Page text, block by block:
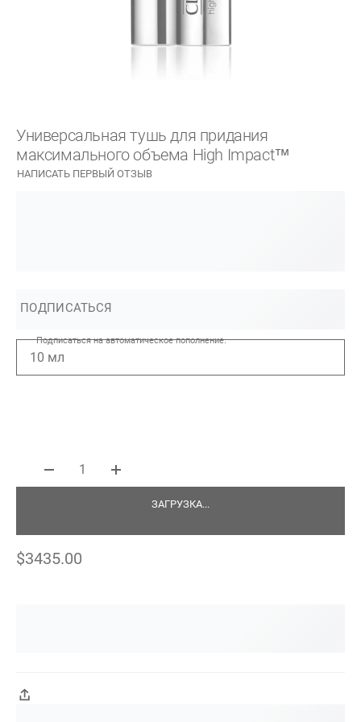
Универсальная тушь для придания
максимального объема High Impact™
НАПИСАТЬ ПЕРВЫЙ ОТЗЫВ
10 мл
ПОДПИСАТЬСЯ
Подписаться на автоматическое пополнение.
1
ЗАГРУЗКА...
$3435.00